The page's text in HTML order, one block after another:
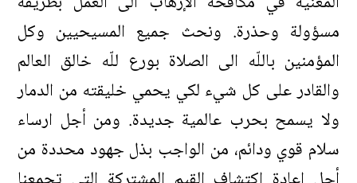
مسؤولة وحذرة. ونحث جميع المسيحيين وكل
المؤمنين باللّه الى الصلاة بورع للّه خالق العالم
والقادر على كل شيء لكي يحمي خليقته من الدمار
ولا يسمح بحرب عالمية جديدة. ومن أجل ارساء
سلام قوي ودائم، من الواجب بذل جهود محددة من